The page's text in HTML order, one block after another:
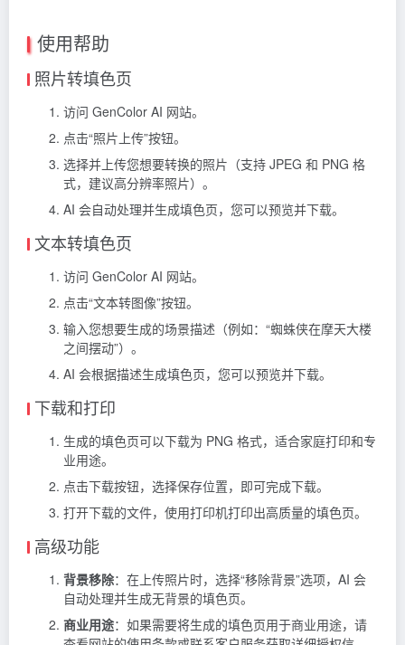
使用帮助
照片转填色页
访问 GenColor AI 网站。
点击“照片上传”按钮。
选择并上传您想要转换的照片（支持 JPEG 和 PNG 格
式，建议高分辨率照片）。
AI 会自动处理并生成填色页，您可以预览并下载。
文本转填色页
访问 GenColor AI 网站。
点击“文本转图像”按钮。
输入您想要生成的场景描述（例如：“蜘蛛侠在摩天大楼
之间摆动”）。
AI 会根据描述生成填色页，您可以预览并下载。
下载和打印
生成的填色页可以下载为 PNG 格式，适合家庭打印和专
业用途。
点击下载按钮，选择保存位置，即可完成下载。
打开下载的文件，使用打印机打印出高质量的填色页。
高级功能
背景移除：在上传照片时，选择“移除背景”选项，AI 会
自动处理并生成无背景的填色页。
商业用途：如果需要将生成的填色页用于商业用途，请